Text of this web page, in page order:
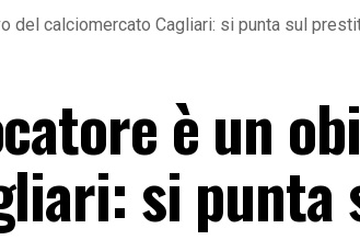
del calciomercato Cagliari: si punta sul
è un
si punta